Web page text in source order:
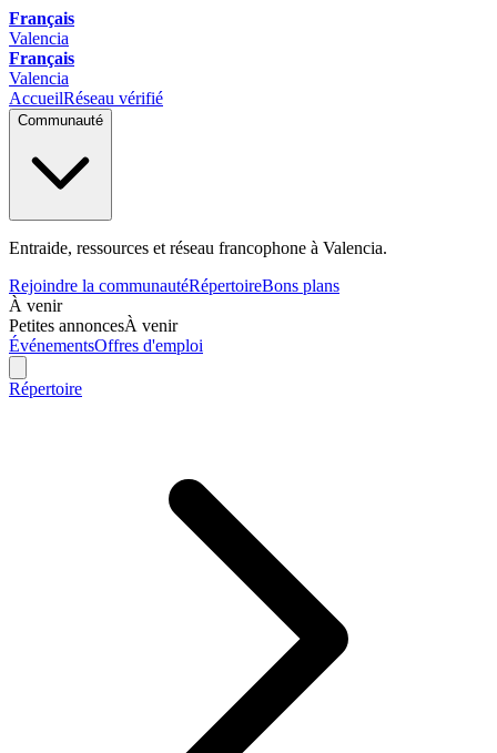
Français
Valencia
Français
Valencia
AccueilRéseau vérifié
Communauté
Entraide, ressources et réseau francophone à Valencia.
Rejoindre la communautéRépertoireBons plans
À venir
Petites annoncesÀ venir
ÉvénementsOffres d'emploi
Répertoire